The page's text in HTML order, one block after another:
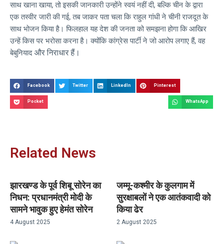
साथ खाना खाया, तो इसकी जानकारी उन्होंने स्वयं नहीं दी, बल्कि चीन के द्वारा
एक तस्वीर जारी की गई, तब जाकर पता चला कि राहुल गांधी ने चीनी राजदूत के
साथ भोजन किया है। फिलहाल यह देश की जनता को समझना होगा कि आखिर
उन्हें किस पर भरोसा करना है। क्योंकि कांग्रेस पार्टी ने जो आरोप लगाए हैं, वह
बेबुनियाद और निराधार हैं।
Facebook Twitter LinkedIn Pinterest
Pocket WhatsApp
Related News
झारखण्ड के पूर्व शिबू सोरेन का
निधन: प्रधानमंत्री मोदी के
सामने भावुक हुए हेमंत सोरेन
4 August 2025
जम्मू-कश्मीर के कुलगाम में
सुरक्षाबलों ने एक आतंकवादी को
किया ढेर
2 August 2025